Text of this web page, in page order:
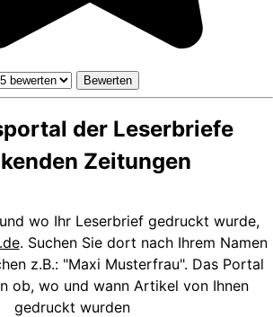
der Leserbriefe
Zeitungen
wo Ihr Leserbrief gedruckt wurde,
. Suchen Sie dort nach Ihrem Namen
z.B.: "Maxi Musterfrau". Das Portal
ob, wo und wann Artikel von Ihnen
gedruckt wurden